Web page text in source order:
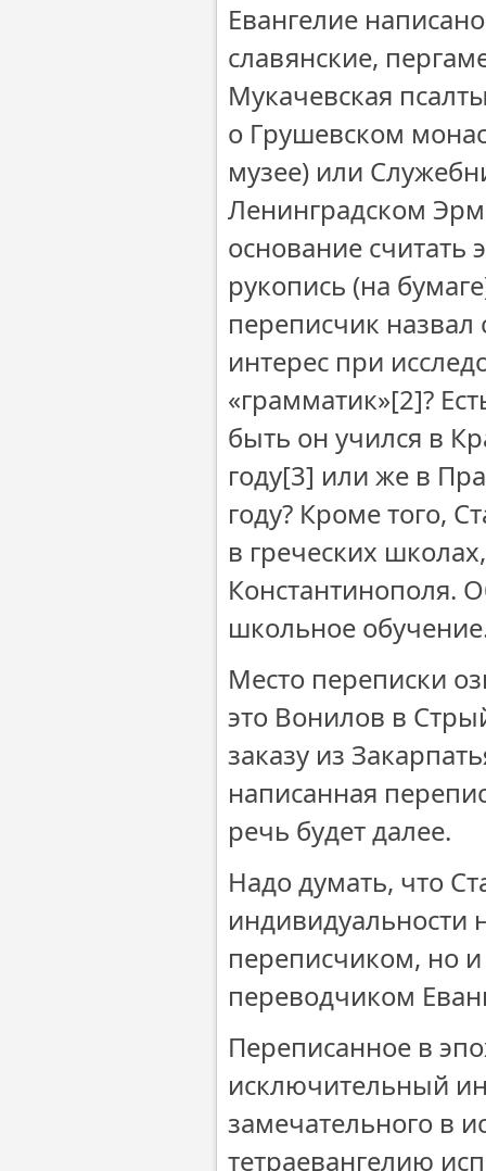
Евангелие
славянские,
Мукачевская
о Грушевском
музее) или
Ленинградском
основание считать
рукопись (на
переписчик назвал
интерес при
«грамматик»[2]?
быть он учился в
году[3] или же в
году? Кроме того,
в греческих
Константинополя.
школьное
Место переписки
это Вонилов в
заказу из
написанная
речь будет далее.
Надо думать, что
индивидуальности
переписчиком, но
переводчиком
Переписанное в
исключительный
замечательного в
тетраевангелию